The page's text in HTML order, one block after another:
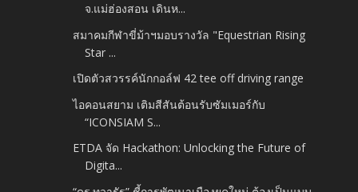
จ.แม่ฮ่องสอน เดินห...
สมาคมกีฬาขี่ม้าฯมอบรางวัล "Equestrian Rising
Star ...
เปิดตัวสวรรค์นักกอล์ฟ 42 tee off driving range
ไอคอนสยาม เติมสีสันต้อนรับซัมเมอร์กับ​
“ICONSIAM S...
ETDA จัด Hackathon: Unlocking the Future of
Digita...